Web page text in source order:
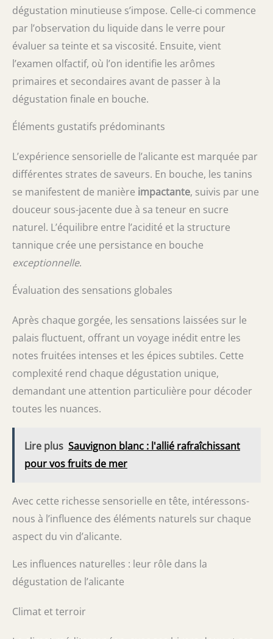
dégustation minutieuse s’impose. Celle-ci commence
par l’observation du liquide dans le verre pour
évaluer sa teinte et sa viscosité. Ensuite, vient
l’examen olfactif, où l’on identifie les arômes
primaires et secondaires avant de passer à la
dégustation finale en bouche.
Éléments gustatifs prédominants
L’expérience sensorielle de l’alicante est marquée par
différentes strates de saveurs. En bouche, les tanins
se manifestent de manière impactante, suivis par une
douceur sous-jacente due à sa teneur en sucre
naturel. L’équilibre entre l’acidité et la structure
tannique crée une persistance en bouche
exceptionnelle.
Évaluation des sensations globales
Après chaque gorgée, les sensations laissées sur le
palais fluctuent, offrant un voyage inédit entre les
notes fruitées intenses et les épices subtiles. Cette
complexité rend chaque dégustation unique,
demandant une attention particulière pour décoder
toutes les nuances.
Lire plus Sauvignon blanc : l'allié rafraîchissant
pour vos fruits de mer
Avec cette richesse sensorielle en tête, intéressons-
nous à l’influence des éléments naturels sur chaque
aspect du vin d’alicante.
Les influences naturelles : leur rôle dans la
dégustation de l’alicante
Climat et terroir